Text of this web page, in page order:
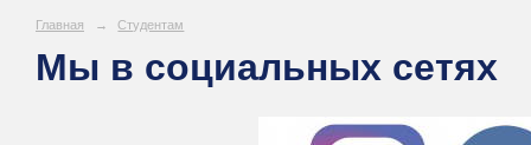
Главная → Студентам
Мы в социальных сетях